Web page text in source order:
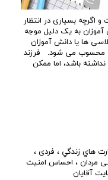
اگرچه بسیاری در انتظار
به یک دلیل موجه
ها یا دانش آموزان
محسوب می شود. فرزند
باشد، اما ممکن
هاي زندگي ، فردی ،
مردان ، احساس امنیت
آقایان